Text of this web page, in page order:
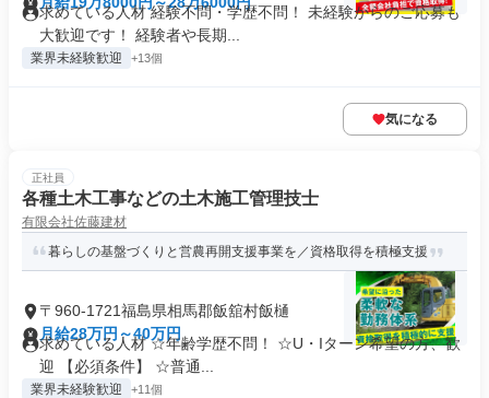
求めている人材 経験不問・学歴不問！ 未経験からのご応募も
大歓迎です！ 経験者や長期...
業界未経験歓迎 +13個
気になる
正社員
各種土木工事などの土木施工管理技士
有限会社佐藤建材
暮らしの基盤づくりと営農再開支援事業を／資格取得を積極支援
〒960-1721福島県相馬郡飯舘村飯樋
月給28万円～40万円
求めている人材 ☆年齢学歴不問！ ☆U・Iターン希望の方、歓
迎 【必須条件】 ☆普通...
業界未経験歓迎 +11個